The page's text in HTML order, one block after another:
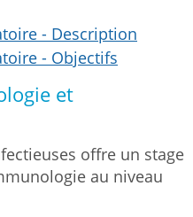
- Description
- Objectifs
et
offre un stage
au niveau